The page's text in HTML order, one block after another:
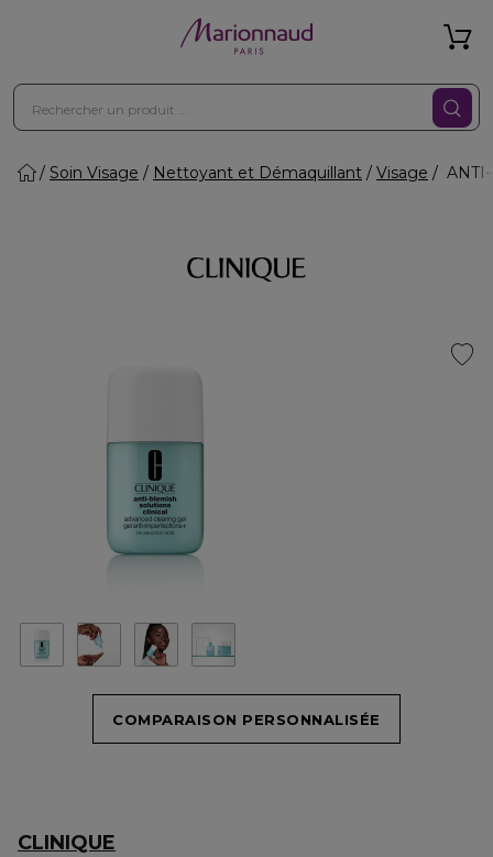
Soin Visage Nettoyant et Démaquillant Visage
COMPARAISON PERSONNALISÉE
CLINIQUE